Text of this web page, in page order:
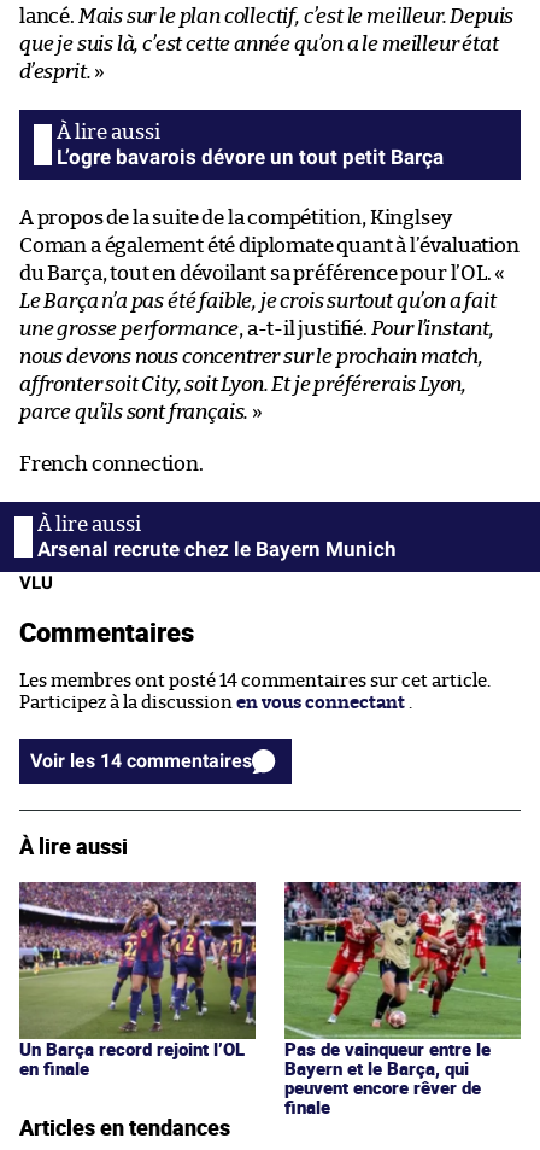
lancé. Mais sur le plan collectif, c’est le meilleur. Depuis
que je suis là, c’est cette année qu’on a le meilleur état
d’esprit. »
L’ogre bavarois dévore un tout petit Barça
A propos de la suite de la compétition, Kinglsey
Coman a également été diplomate quant à l’évaluation
du Barça, tout en dévoilant sa préférence pour l’OL. «
Le Barça n’a pas été faible, je crois surtout qu’on a fait
une grosse performance, a-t-il justifié. Pour l’instant,
nous devons nous concentrer sur le prochain match,
affronter soit City, soit Lyon. Et je préférerais Lyon,
parce qu’ils sont français. »
French connection.
Arsenal recrute chez le Bayern Munich
VLU
Commentaires
Les membres ont posté 14 commentaires sur cet article.
Participez à la discussion en vous connectant
Voir les 14 commentaires
À lire aussi
Un Barça record rejoint l’OL
en finale
Pas de vainqueur entre le
Bayern et le Barça, qui
peuvent encore rêver de
finale
Articles en tendances